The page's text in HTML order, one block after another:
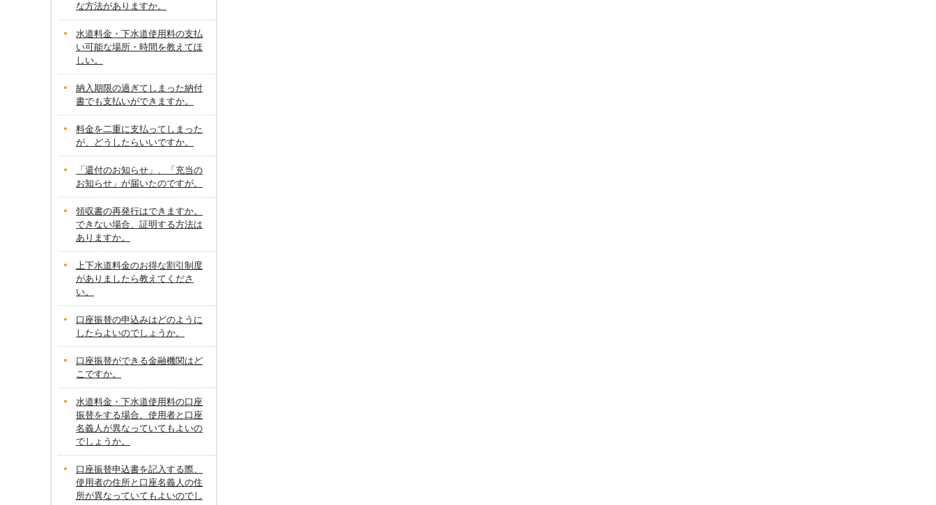
な方法がありますか。
水道料金・下水道使用料の支払
い可能な場所・時間を教えてほ
しい。
納入期限の過ぎてしまった納付
書でも支払いができますか。
料金を二重に支払ってしまった
が、どうしたらいいですか。
「還付のお知らせ」、「充当の
お知らせ」が届いたのですが。
領収書の再発行はできますか。
できない場合、証明する方法は
ありますか。
上下水道料金のお得な割引制度
がありましたら教えてくださ
い。
口座振替の申込みはどのように
したらよいのでしょうか。
口座振替ができる金融機関はど
こですか。
水道料金・下水道使用料の口座
振替をする場合、使用者と口座
名義人が異なっていてもよいの
でしょうか。
口座振替申込書を記入する際、
使用者の住所と口座名義人の住
所が異なっていてもよいのでし